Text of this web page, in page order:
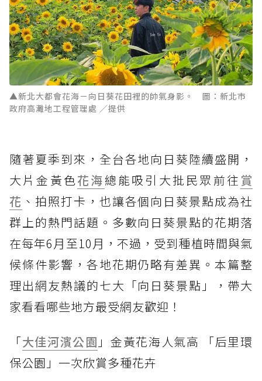
▲新北大都會花海－向日葵花田裡的帥氣身影。 圖：新北市
政府高灘地工程管理處 ／提供
隨著夏季到來，全台各地向日葵陸續盛開，
大片金黃色花海總能吸引大批民眾前往 賞
花 、拍照打卡，也讓各個向日葵景點成為社
群上的熱門話題。多數向日葵景點的花期落
在每年6月至10月，不過，受到種植時間與氣
候條件影響，各地花期仍略有差異。本篇整
理出網友熱議的七大「向日葵景點」，帶大
家看看哪些地方最受網友歡迎！
「大佳河濱公園 」金黃花海人氣高 「后里環
保公園」一次欣賞多種花卉